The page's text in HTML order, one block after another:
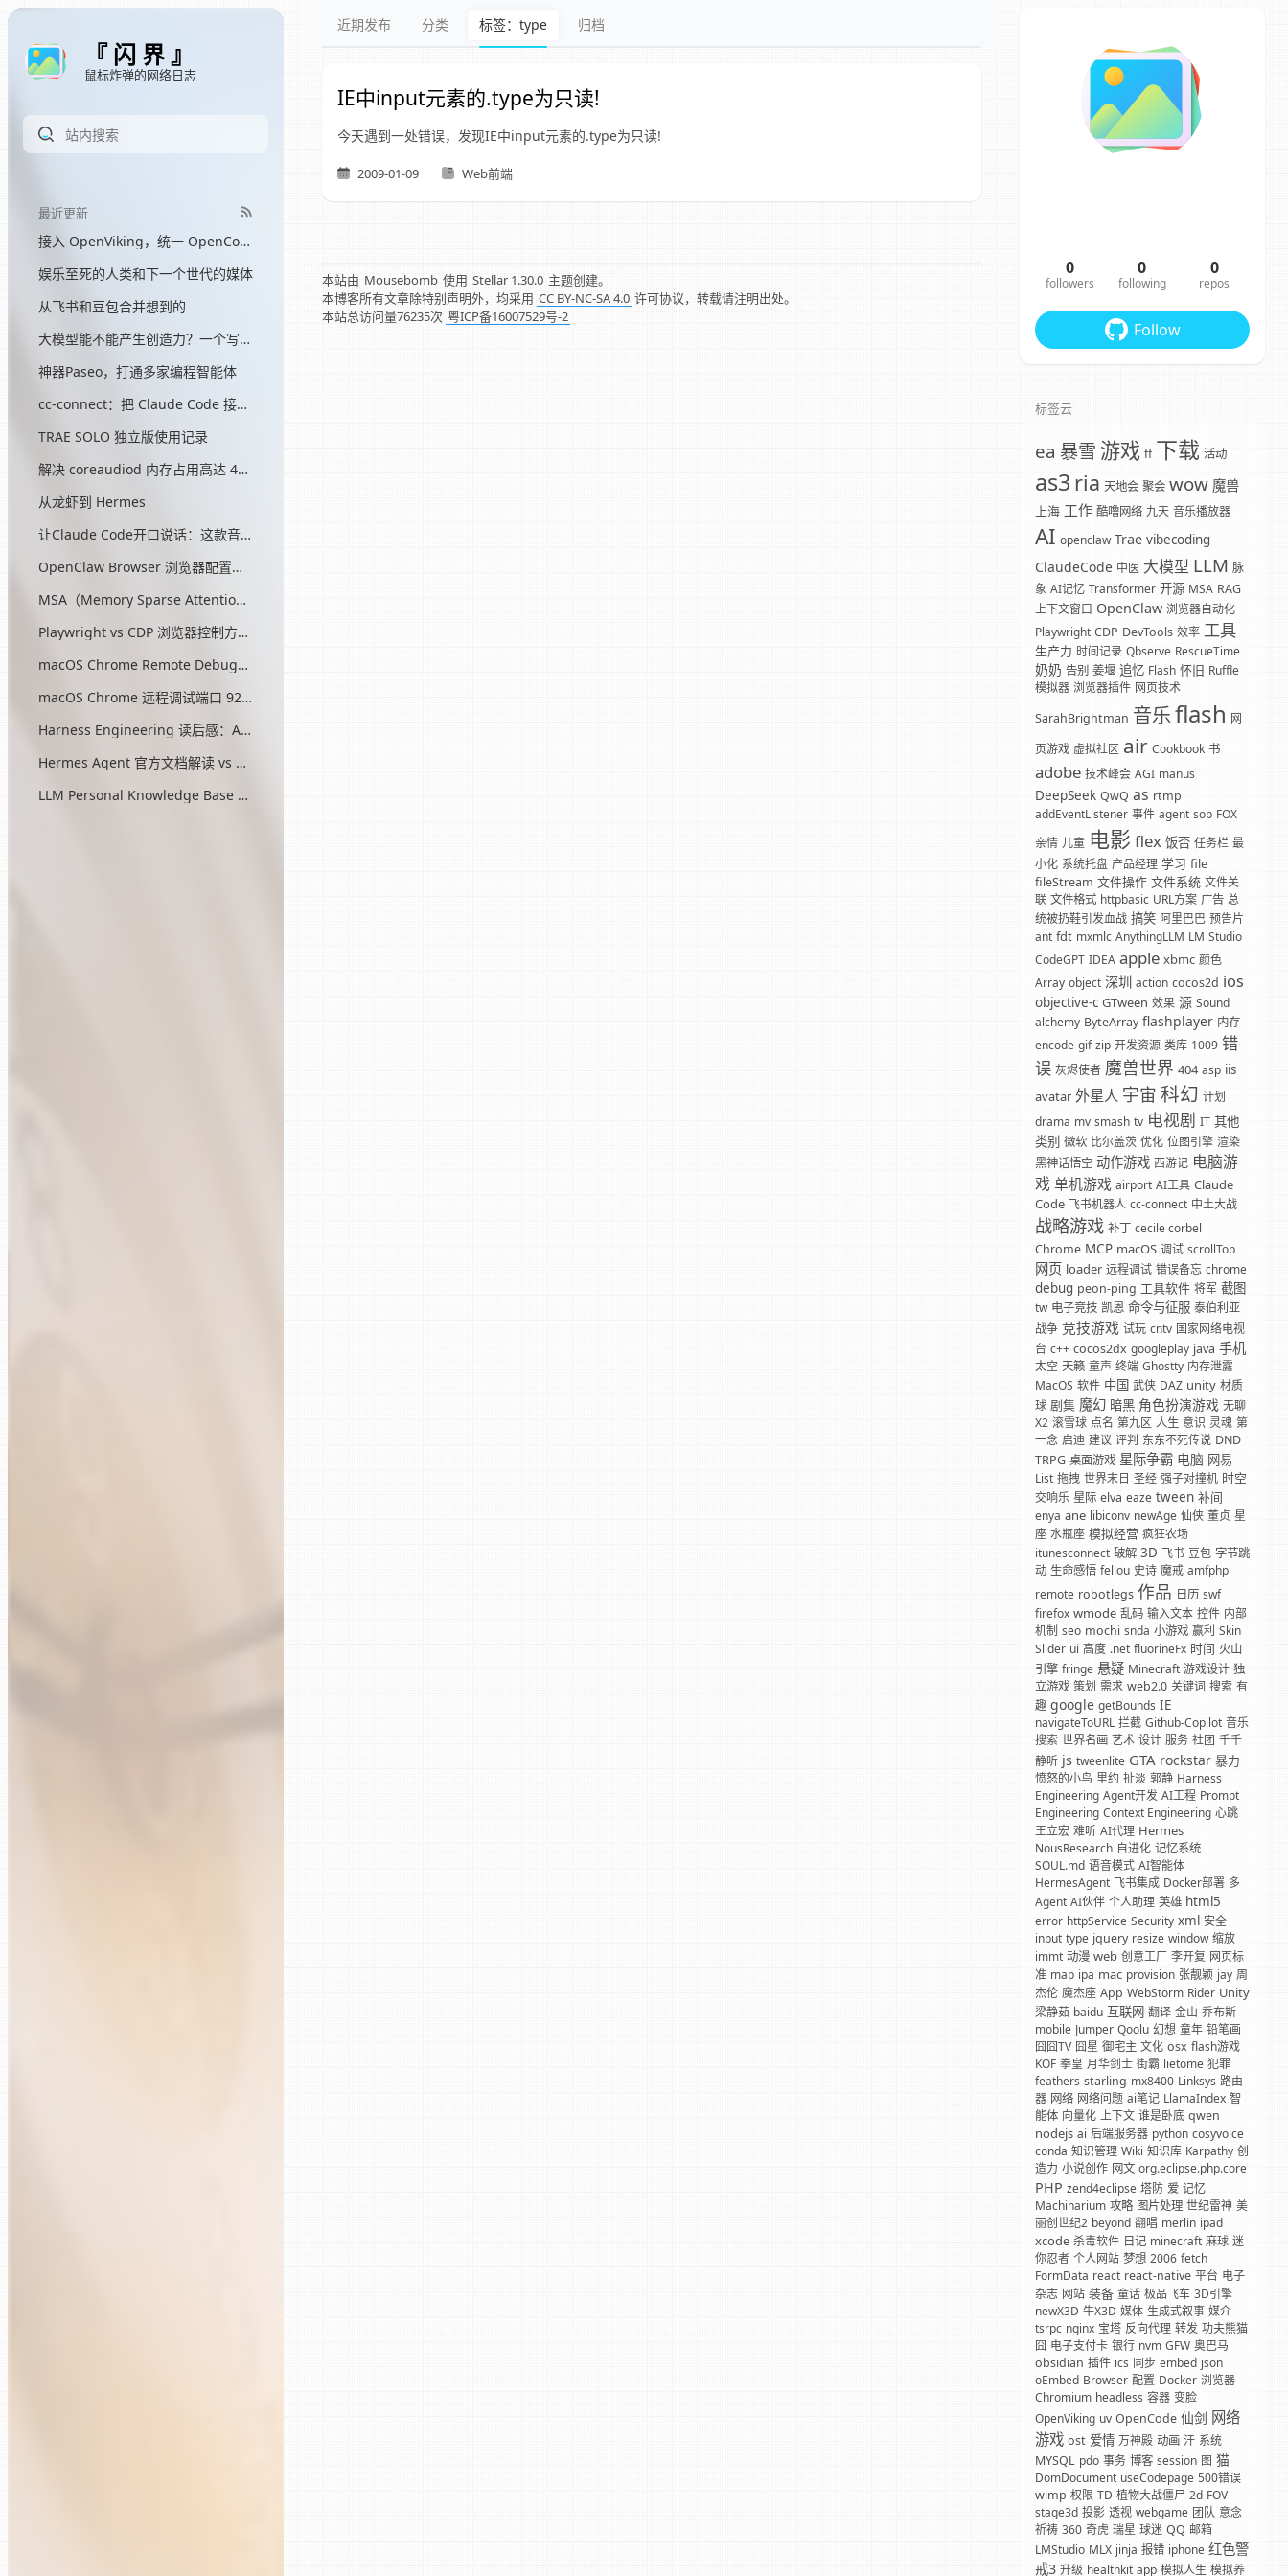
『 闪 界 』
鼠标炸弹的网络日志
最近更新
接入 OpenViking，统一 OpenCode 和 Hermes 的记忆
娱乐至死的人类和下一个世代的媒体
从飞书和豆包合并想到的
大模型能不能产生创造力？一个写了三个月网文的程序员的答案
神器Paseo，打通多家编程智能体
cc-connect：把 Claude Code 接入飞书
TRAE SOLO 独立版使用记录
解决 coreaudiod 内存占用高达 45G 的问题
从龙虾到 Hermes
让Claude Code开口说话：这款音效插件让我把编程玩成了游戏
OpenClaw Browser 浏览器配置指南
MSA（Memory Sparse Attention）— 突破 AI 记忆瓶颈的开源方案
Playwright vs CDP 浏览器控制方式对比
macOS Chrome Remote Debugging 配置
macOS Chrome 远程调试端口 9222 启动问题与最终解决方案
Harness Engineering 读后感：AI工程的第三次范式转移
Hermes Agent 官方文档解读 vs OpenClaw
LLM Personal Knowledge Base Pattern (Karpathy)
近期发布 分类 标签：type 归档
IE中input元素的.type为只读!
今天遇到一处错误，发现IE中input元素的.type为只读!
2009-01-09 Web前端
本站由 Mousebomb 使用 Stellar 1.30.0 主题创建。
本博客所有文章除特别声明外，均采用 CC BY-NC-SA 4.0 许可协议，转载请注明出处。
本站总访问量76235次 粤ICP备16007529号-2
0
followers
0
following
0
repos
Follow
标签云
ea 暴雪 游戏 ff 下载 活动
as3 ria 天地会 聚会 wow 魔兽
上海 工作 酷噜网络 九天 音乐播放器
AI openclaw Trae vibecoding
ClaudeCode 中医 大模型 LLM 脉
象 AI记忆 Transformer 开源 MSA RAG
上下文窗口 OpenClaw 浏览器自动化
Playwright CDP DevTools 效率 工具
生产力 时间记录 Qbserve RescueTime
奶奶 告别 姜堰 追忆 Flash 怀旧 Ruffle
模拟器 浏览器插件 网页技术
SarahBrightman 音乐flash 网
页游戏 虚拟社区 air Cookbook 书
adobe 技术峰会 AGI manus
DeepSeek QwQ as rtmp
addEventListener 事件 agent sop FOX
亲情 儿童 电影 flex 饭否 任务栏 最
小化 系统托盘 产品经理 学习 file
fileStream 文件操作 文件系统 文件关
联 文件格式 httpbasic URL方案 广告 总
统被扔鞋引发血战 搞笑 阿里巴巴 预告片
ant fdt mxmlc AnythingLLM LM Studio
CodeGPT IDEA apple xbmc 颜色
Array object 深圳 action cocos2d ios
objective-c GTween 效果 源 Sound
alchemy ByteArray flashplayer 内存
encode gif zip 开发资源 类库 1009 错
误 灰烬使者 魔兽世界 404 asp iis
avatar 外星人 宇宙 科幻 计划
drama mv smash tv 电视剧 IT 其他
类别 微软 比尔盖茨 优化 位图引擎 渲染
黑神话悟空 动作游戏 西游记 电脑游
戏 单机游戏 airport AI工具 Claude
Code 飞书机器人 cc-connect 中土大战
战略游戏 补丁 cecile corbel
Chrome MCP macOS 调试 scrollTop
网页 loader 远程调试 错误备忘 chrome
debug peon-ping 工具软件 将军 截图
tw 电子竞技 凯恩 命令与征服 泰伯利亚
战争 竞技游戏 试玩 cntv 国家网络电视
台 c++ cocos2dx googleplay java 手机
太空 天籁 童声 终端 Ghostty 内存泄露
MacOS 软件 中国 武侠 DAZ unity 材质
球 剧集 魔幻 暗黑 角色扮演游戏 无聊
X2 滚雪球 点名 第九区 人生 意识 灵魂 第
一念 启迪 建议 评判 东东不死传说 DND
TRPG 桌面游戏 星际争霸 电脑 网易
List 拖拽 世界末日 圣经 强子对撞机 时空
交响乐 星际 elva eaze tween 补间
enya ane libiconv newAge 仙侠 董贞 星
座 水瓶座 模拟经营 疯狂农场
itunesconnect 破解 3D 飞书 豆包 字节跳
动 生命感悟 fellou 史诗 魔戒 amfphp
remote robotlegs 作品 日历 swf
firefox wmode 乱码 输入文本 控件 内部
机制 seo mochi snda 小游戏 赢利 Skin
Slider ui 高度 .net fluorineFx 时间 火山
引擎 fringe 悬疑 Minecraft 游戏设计 独
立游戏 策划 需求 web2.0 关键词 搜索 有
趣 google getBounds IE
navigateToURL 拦截 Github-Copilot 音乐
搜索 世界名画 艺术 设计 服务 社团 千千
静听 js tweenlite GTA rockstar 暴力
愤怒的小鸟 里约 扯淡 郭静 Harness
Engineering Agent开发 AI工程 Prompt
Engineering Context Engineering 心跳
王立宏 难听 AI代理 Hermes
NousResearch 自进化 记忆系统
SOUL.md 语音模式 AI智能体
HermesAgent 飞书集成 Docker部署 多
Agent AI伙伴 个人助理 英雄 html5
error httpService Security xml 安全
input type jquery resize window 缩放
immt 动漫 web 创意工厂 李开复 网页标
准 map ipa mac provision 张靓颖 jay 周
杰伦 魔杰座 App WebStorm Rider Unity
梁静茹 baidu 互联网 翻译 金山 乔布斯
mobile Jumper Qoolu 幻想 童年 铅笔画
囧囧TV 囧星 御宅主 文化 osx flash游戏
KOF 拳皇 月华剑士 街霸 lietome 犯罪
feathers starling mx8400 Linksys 路由
器 网络 网络问题 ai笔记 LlamaIndex 智
能体 向量化 上下文 谁是卧底 qwen
nodejs ai 后端服务器 python cosyvoice
conda 知识管理 Wiki 知识库 Karpathy 创
造力 小说创作 网文 org.eclipse.php.core
PHP zend4eclipse 塔防 爱 记忆
Machinarium 攻略 图片处理 世纪雷神 美
丽创世纪2 beyond 翻唱 merlin ipad
xcode 杀毒软件 日记 minecraft 麻球 迷
你忍者 个人网站 梦想 2006 fetch
FormData react react-native 平台 电子
杂志 网站 装备 童话 极品飞车 3D引擎
newX3D 牛X3D 媒体 生成式叙事 媒介
tsrpc nginx 宝塔 反向代理 转发 功夫熊猫
囧 电子支付卡 银行 nvm GFW 奥巴马
obsidian 插件 ics 同步 embed json
oEmbed Browser 配置 Docker 浏览器
Chromium headless 容器 变脸
OpenViking uv OpenCode 仙剑 网络
游戏 ost 爱情 万神殿 动画 汗 系统
MYSQL pdo 事务 博客 session 图 猫
DomDocument useCodepage 500错误
wimp 权限 TD 植物大战僵尸 2d FOV
stage3d 投影 透视 webgame 团队 意念
祈祷 360 奇虎 瑞星 球迷 QQ 邮箱
LMStudio MLX jinja 报错 iphone 红色警
戒3 升级 healthkit app 模拟人生 模拟养